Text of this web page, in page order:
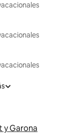
y Garona